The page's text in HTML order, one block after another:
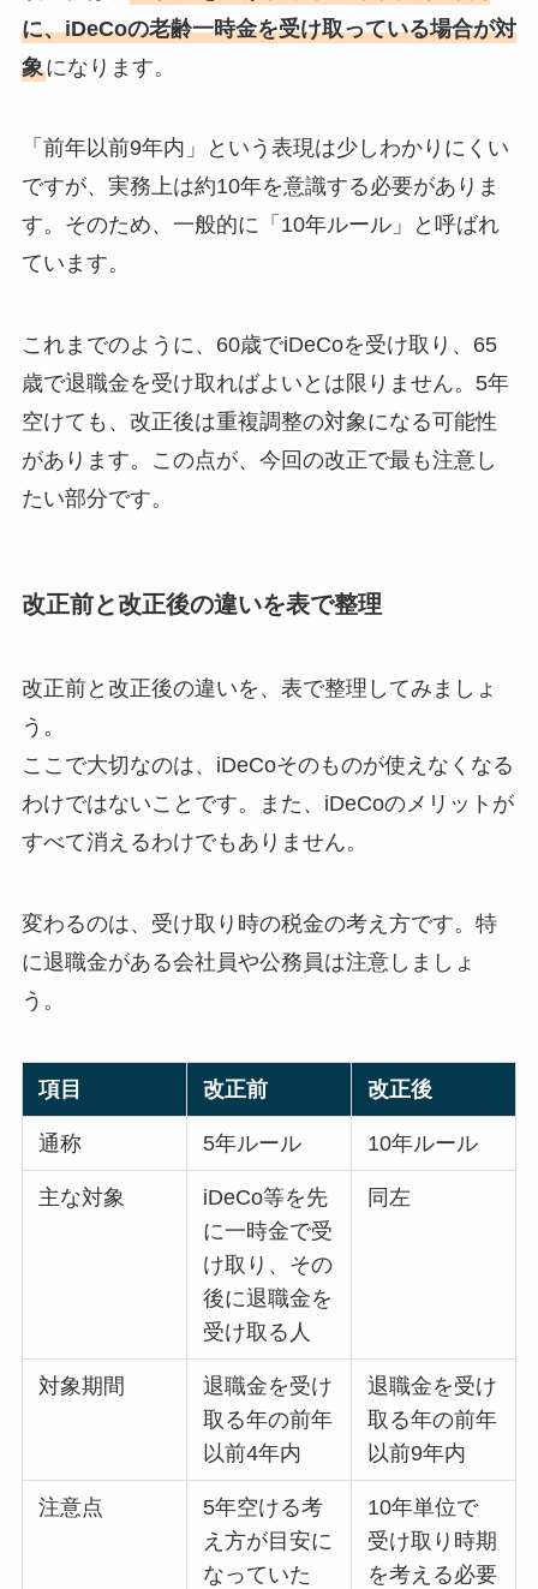
に、iDeCoの老齢一時金を受け取っている場合が対
象になります。
「前年以前9年内」という表現は少しわかりにくい
ですが、実務上は約10年を意識する必要がありま
す。そのため、一般的に「10年ルール」と呼ばれ
ています。
これまでのように、60歳でiDeCoを受け取り、65
歳で退職金を受け取ればよいとは限りません。5年
空けても、改正後は重複調整の対象になる可能性
があります。この点が、今回の改正で最も注意し
たい部分です。
改正前と改正後の違いを表で整理
改正前と改正後の違いを、表で整理してみましょ
う。
ここで大切なのは、iDeCoそのものが使えなくなる
わけではないことです。また、iDeCoのメリットが
すべて消えるわけでもありません。
変わるのは、受け取り時の税金の考え方です。特
に退職金がある会社員や公務員は注意しましょ
う。
項目 改正前 改正後
通称 5年ルール 10年ルール
主な対象
iDeCo等を先
に一時金で受
け取り、その
後に退職金を
受け取る人
同左
対象期間
退職金を受け
取る年の前年
以前4年内
退職金を受け
取る年の前年
以前9年内
注意点
5年空ける考
え方が目安に
なっていた
10年単位で
受け取り時期
を考える必要